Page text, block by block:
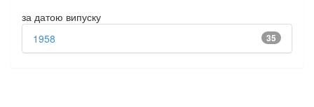
за датою випуску
35
1958